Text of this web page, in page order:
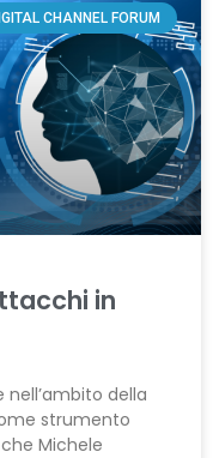
CHANNEL FORUM
in
della
strumento
Michele